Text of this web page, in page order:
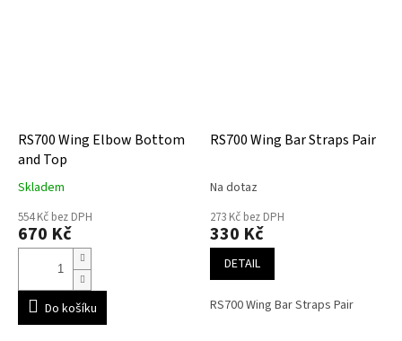
RS700 Wing Elbow Bottom
and Top
Skladem
554 Kč bez DPH
670 Kč
Do košíku
RS700 Wing Bar Straps Pair
Na dotaz
273 Kč bez DPH
330 Kč
DETAIL
RS700 Wing Bar Straps Pair